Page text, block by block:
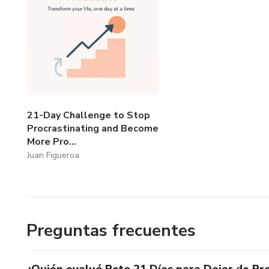
21-Day Challenge to Stop
Procrastinating and Become
More Pro...
Juan Figueroa
Preguntas frecuentes